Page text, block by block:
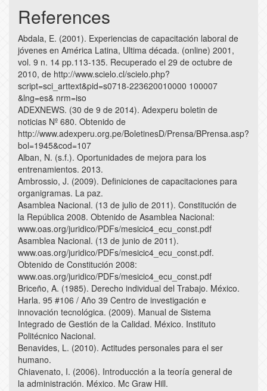
References
Abdala, E. (2001). Experiencias de capacitación laboral de
jóvenes en América Latina, Ultima década. (online) 2001,
vol. 9 n. 14 pp.113-135. Recuperado el 29 de octubre de
2010, de http://www.scielo.cl/scielo.php?
script=sci_arttext&pid=s0718-223620010000 100007
&lng=es& nrm=iso
ADEXNEWS. (30 de 9 de 2014). Adexperu boletin de
noticias Nº 680. Obtenido de
http://www.adexperu.org.pe/BoletinesD/Prensa/BPrensa.asp?
bol=1945&cod=107
Alban, N. (s.f.). Oportunidades de mejora para los
entrenamientos. 2013.
Ambrossio, J. (2009). Definiciones de capacitaciones para
organigramas. La paz.
Asamblea Nacional. (13 de julio de 2011). Constitución de
la República 2008. Obtenido de Asamblea Nacional:
www.oas.org/juridico/PDFs/mesicic4_ecu_const.pdf
Asamblea Nacional. (13 de junio de 2011).
www.oas.org/juridico/PDFs/mesicic4_ecu_const.pdf.
Obtenido de Constitución 2008:
www.oas.org/juridico/PDFs/mesicic4_ecu_const.pdf
Briceño, A. (1985). Derecho individual del Trabajo. México.
Harla. 95 #106 / Año 39 Centro de investigación e
innovación tecnológica. (2009). Manual de Sistema
Integrado de Gestión de la Calidad. México. Instituto
Politécnico Nacional.
Benavides, L. (2010). Actitudes personales para el ser
humano.
Chiavenato, I. (2006). Introducción a la teoría general de
la administración. México. Mc Graw Hill.